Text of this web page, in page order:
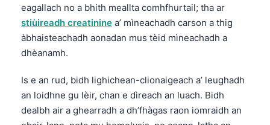
eagallach no a bhith meallta comhfhurtail; tha ar
stiùireadh creatinine a’ mìneachadh carson a thig
àbhaisteachadh aonadan mus tèid mìneachadh a
dhèanamh.
Is e an rud, bidh lighichean-clionaigeach a’ leughadh
an loidhne gu lèir, chan e dìreach an luach. Bidh
dealbh air a ghearradh a dh’fhàgas raon iomraidh an